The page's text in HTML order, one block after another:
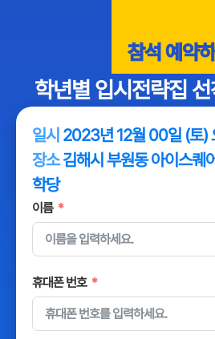
참석 예약
학년별 입시전략집
일시 2023년 12월 00일 (토)
장소김해시 부원동 아이스퀘
학당
이름
휴대폰 번호